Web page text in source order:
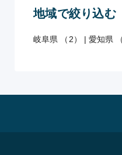
地域で絞り込む
岐阜県 （2） |愛知県